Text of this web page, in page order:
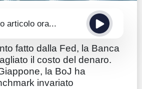
articolo ora...
fatto dalla Fed, la Banca
il costo del denaro.
la BoJ ha
invariato